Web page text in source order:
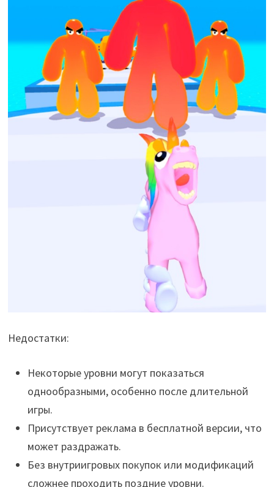
Недостатки:
Некоторые уровни могут показаться
однообразными, особенно после длительной
игры.
Присутствует реклама в бесплатной версии, что
может раздражать.
Без внутриигровых покупок или модификаций
сложнее проходить поздние уровни.